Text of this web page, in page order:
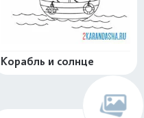
Корабль и солнце